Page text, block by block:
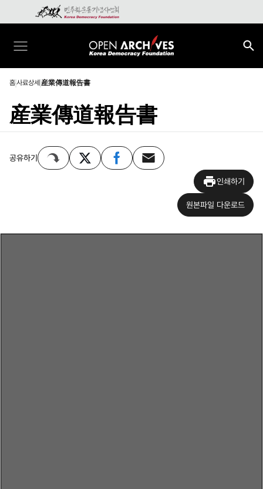
홈사료상세 産業傳道報告書
産業傳道報告書
공유하기
인쇄하기
원본파일 다운로드